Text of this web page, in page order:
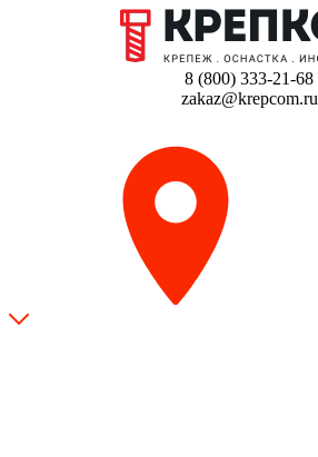
8 (800) 333-21-68
zakaz@krepcom.ru